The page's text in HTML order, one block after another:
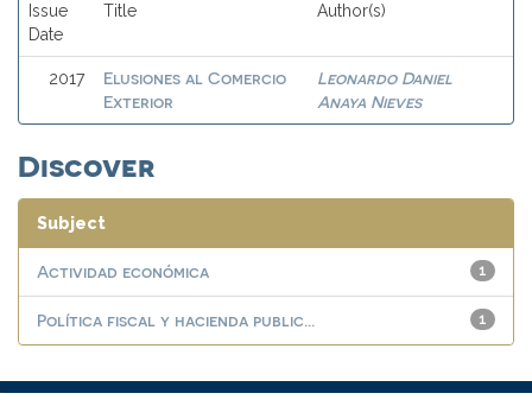
Issue
Date
Title Author(s)
2017
Elusiones al Comercio
Exterior
Leonardo Daniel
Anaya Nieves
Discover
Subject
1
Actividad económica
1
Política fiscal y hacienda public...